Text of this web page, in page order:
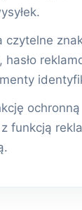
czytelne
hasło
ochronną
funkcją